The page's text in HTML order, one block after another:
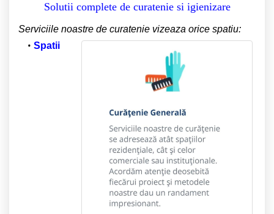
Solutii complete de curatenie si igienizare
Serviciile noastre de curatenie vizeaza orice spatiu:
Spatii